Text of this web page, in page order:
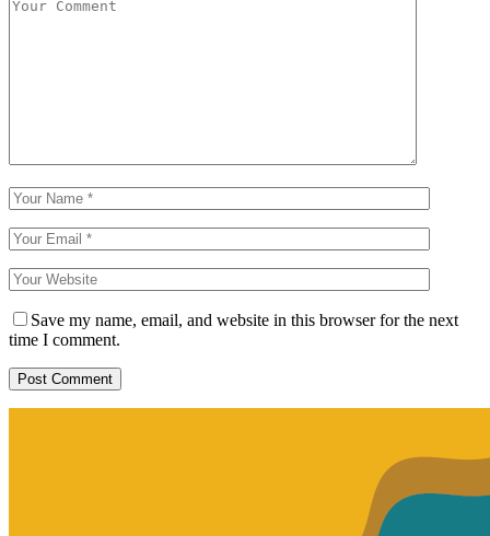
Save my name, email, and website in this browser for the next
time I comment.